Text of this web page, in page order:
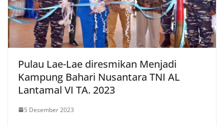
Pulau Lae-Lae diresmikan Menjadi
Kampung Bahari Nusantara TNI AL
Lantamal VI TA. 2023
5 Desember 2023